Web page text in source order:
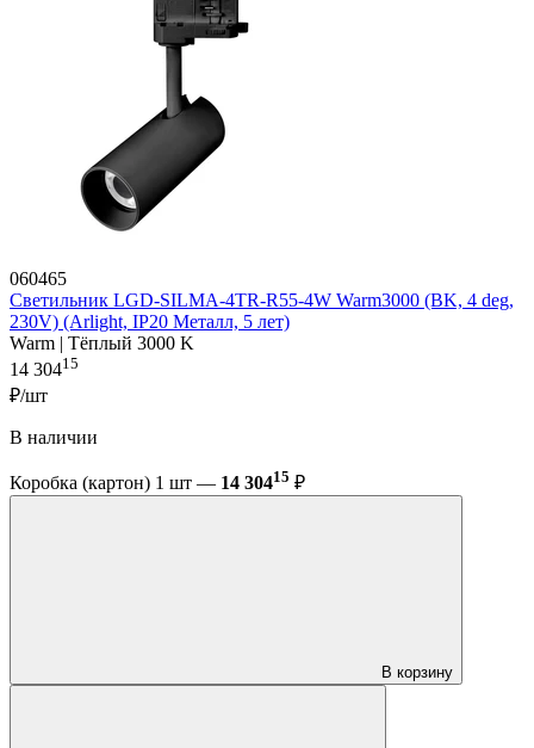
060465
Светильник LGD-SILMA-4TR-R55-4W Warm3000 (BK, 4 deg,
230V) (Arlight, IP20 Металл, 5 лет)
Warm | Тёплый 3000 K
14 30415
₽/шт
В наличии
Коробка (картон) 1 шт — 14 30415 ₽
В корзину